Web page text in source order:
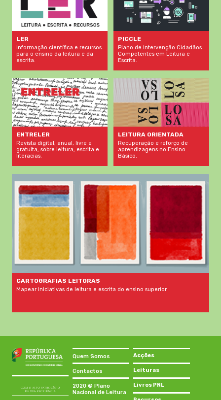
LER
Informação científica e recursos
para o ensino da leitura e da
escrita.
PICCLE
Plano de Intervenção Cidadãos
Competentes em Leitura e
Escrita.
ENTRELER
Revista digital, anual, livre e
gratuita, sobre leitura, escrita e
literacias.
LEITURA ORIENTADA
Recuperação e reforço de
aprendizagens no Ensino
Básico.
CARTOGRAFIAS LEITORAS
Mapear iniciativas de leitura e escrita do ensino superior
Quem Somos
Contactos
2020 © Plano
Nacional de Leitura
Acções
Leituras
Livros PNL